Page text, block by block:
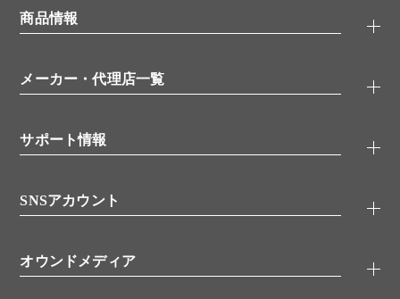
ELISA/ELISpot検索
品番検索
無料サンプル
ウェビナー （オンラインセミナー）
学会・展示スケジュール
商品情報
抗体
シグナル伝達
糖類／レクチン
分子生物
バイオメディカル(環境・食品)
メーカー・代理店一覧
代理店
サポート情報
アプリケーションノート
書類ダウンロード
SNSアカウント
YouTube
オウンドメディア